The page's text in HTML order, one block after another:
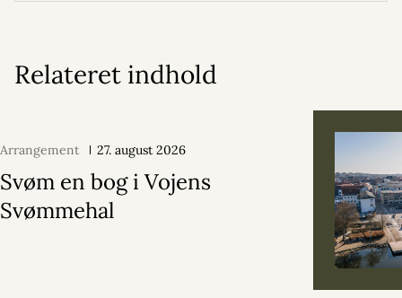
Relateret indhold
Arrangement 27. august 2026
Svøm en bog i Vojens
Svømmehal